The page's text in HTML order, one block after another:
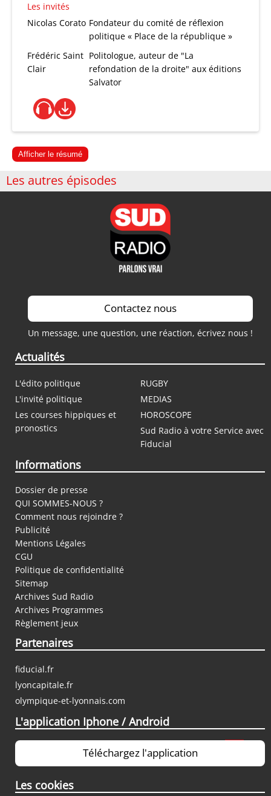
Les invités
Nicolas Corato Fondateur du comité de réflexion
politique « Place de la république »
Frédéric Saint
Clair
Politologue, auteur de "La
refondation de la droite" aux éditions
Salvator
Afficher le résumé
Les autres épisodes
Contactez nous
Un message, une question, une réaction, écrivez nous !
Actualités
L'édito politique
RUGBY
L'invité politique
MEDIAS
Les courses hippiques et
pronostics
HOROSCOPE
Sud Radio à votre Service avec
Fiducial
Informations
Dossier de presse
QUI SOMMES-NOUS ?
Comment nous rejoindre ?
Publicité
Mentions Légales
CGU
Politique de confidentialité
Sitemap
Archives Sud Radio
Archives Programmes
Règlement jeux
Partenaires
fiducial.fr
lyoncapitale.fr
olympique-et-lyonnais.com
L'application Iphone / Android
Téléchargez l'application
Les cookies